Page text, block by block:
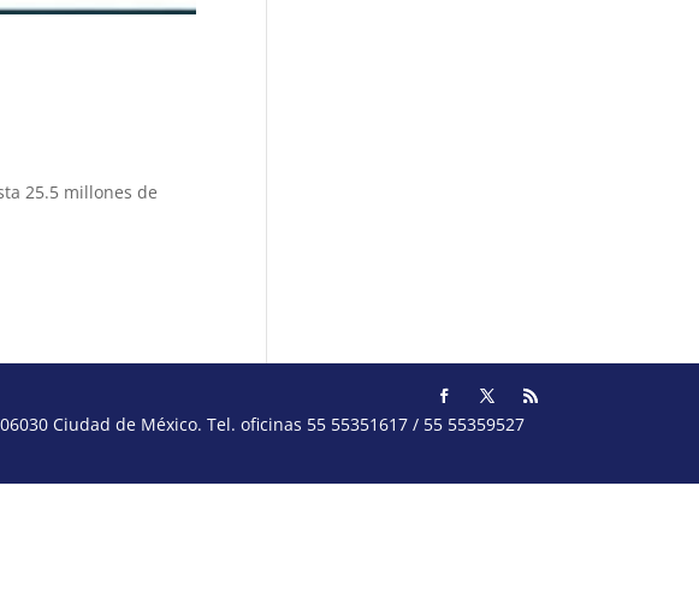
25.5 millones de
Ciudad de México. Tel. oficinas 55 55351617 / 55 55359527